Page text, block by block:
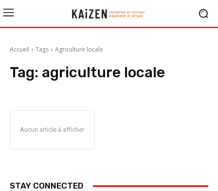
Accueil Tags Agriculture locale
Tag: agriculture locale
Aucun article à afficher
STAY CONNECTED